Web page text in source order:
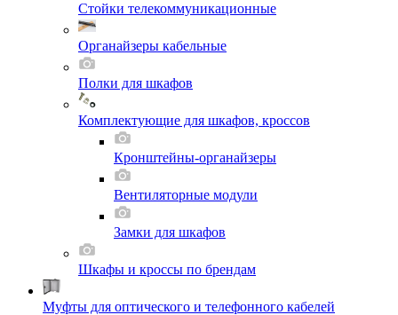
Стойки телекоммуникационные
Органайзеры кабельные
Полки для шкафов
Комплектующие для шкафов, кроссов
Кронштейны-органайзеры
Вентиляторные модули
Замки для шкафов
Шкафы и кроссы по брендам
Муфты для оптического и телефонного кабелей